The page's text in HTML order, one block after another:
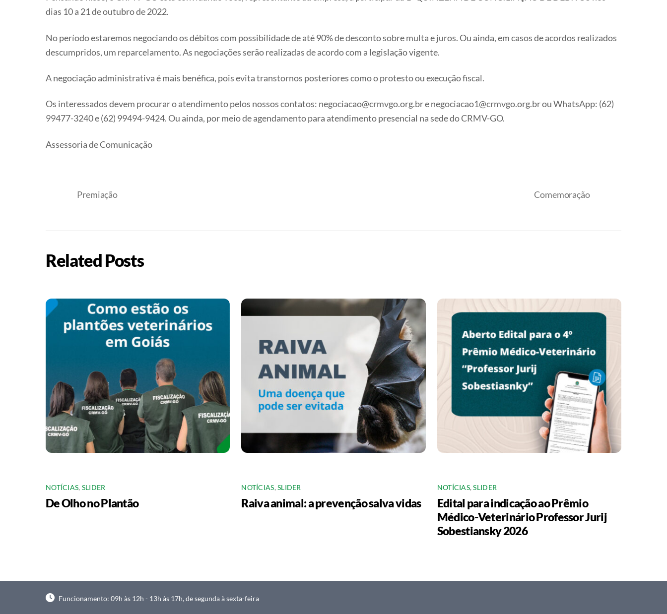
dias 10 a 21 de outubro de 2022.
No período estaremos negociando os débitos com possibilidade de até 90% de desconto sobre multa e juros. Ou ainda, em casos de acordos realizados
descumpridos, um reparcelamento. As negociações serão realizadas de acordo com a legislação vigente.
A negociação administrativa é mais benéfica, pois evita transtornos posteriores como o protesto ou execução fiscal.
Os interessados devem procurar o atendimento pelos nossos contatos: negociacao@crmvgo.org.br e negociacao1@crmvgo.org.br ou WhatsApp: (62)
99477-3240 e (62) 99494-9424. Ou ainda, por meio de agendamento para atendimento presencial na sede do CRMV-GO.
Assessoria de Comunicação
Premiação Comemoração
Related Posts
NOTÍCIAS, SLIDER
De Olho no Plantão
NOTÍCIAS,SLIDER
Raiva animal: a prevenção salva vidas
NOTÍCIAS,SLIDER
Edital para indicação ao Prêmio
Médico-Veterinário Professor Jurij
Sobestiansky 2026
Funcionamento: 09h às 12h - 13h às 17h, de segunda à sexta-feira